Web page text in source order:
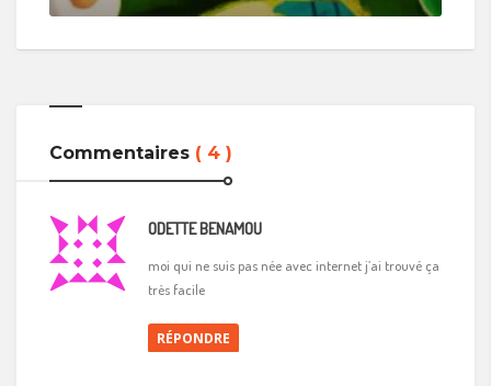
Commentaires ( 4 )
ODETTE BENAMOU
moi qui ne suis pas née avec internet j’ai trouvé ça
très facile
RÉPONDRE